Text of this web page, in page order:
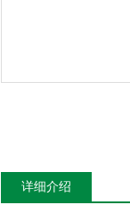
详细介绍